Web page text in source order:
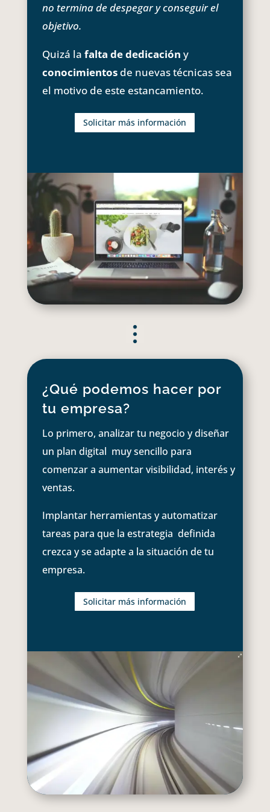
no termina de despegar y conseguir el
objetivo.
Quizá la falta de dedicación y
conocimientosde nuevas técnicas sea
el motivo de este estancamiento.
Solicitar más información
¿Qué podemos hacer por
tu empresa?
Lo primero, analizar tu negocio y diseñar
un plan digital muy sencillo para
comenzar a aumentar visibilidad, interés y
ventas.
Implantar herramientas y automatizar
tareas para que la estrategia definida
crezca y se adapte a la situación de tu
empresa.
Solicitar más información